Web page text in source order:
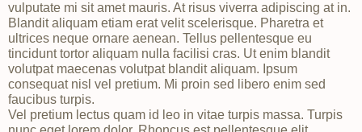
vulputate mi sit amet mauris. At risus viverra adipiscing at in.
Blandit aliquam etiam erat velit scelerisque. Pharetra et
ultrices neque ornare aenean. Tellus pellentesque eu
tincidunt tortor aliquam nulla facilisi cras. Ut enim blandit
volutpat maecenas volutpat blandit aliquam. Ipsum
consequat nisl vel pretium. Mi proin sed libero enim sed
faucibus turpis.
Vel pretium lectus quam id leo in vitae turpis massa. Turpis